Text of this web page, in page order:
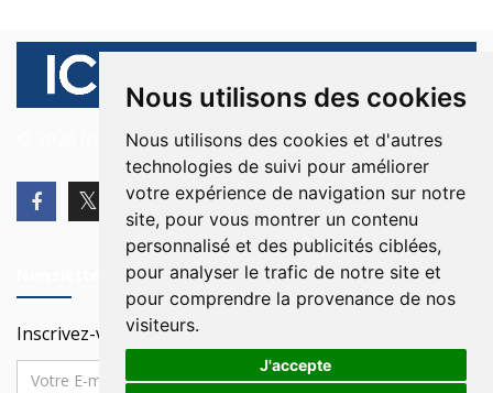
Nous utilisons des cookies
Nous utilisons des cookies et d'autres
technologies de suivi pour améliorer
votre expérience de navigation sur notre
site, pour vous montrer un contenu
personnalisé et des publicités ciblées,
pour analyser le trafic de notre site et
pour comprendre la provenance de nos
visiteurs.
J'accepte
© 2026 Ici Beyrouth. Tous les droits sont réservés.
Inscrivez-vous à notre Newsletter